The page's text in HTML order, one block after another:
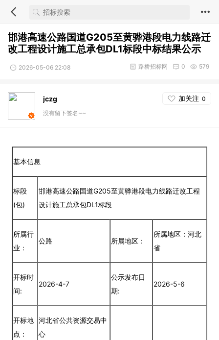
邯港高速公路国道G205至黄骅港段电力线路迁
改工程设计施工总承包DL1标段中标结果公示
2026-05-06 22:08 579
0
路桥招标网
jczg 加关注 0
没有留下签名~~
基本信息
标段
(包)
邯港高速公路国道G205至黄骅港段电力线路迁改工程
设计施工总承包DL1标段
所属行
业：
公路 所属地区：
所属地区：河北
省
开标时
间:
2026-4-7
公示发布日
期:
2026-5-6
开标地
点：
河北省公共资源交易中
心